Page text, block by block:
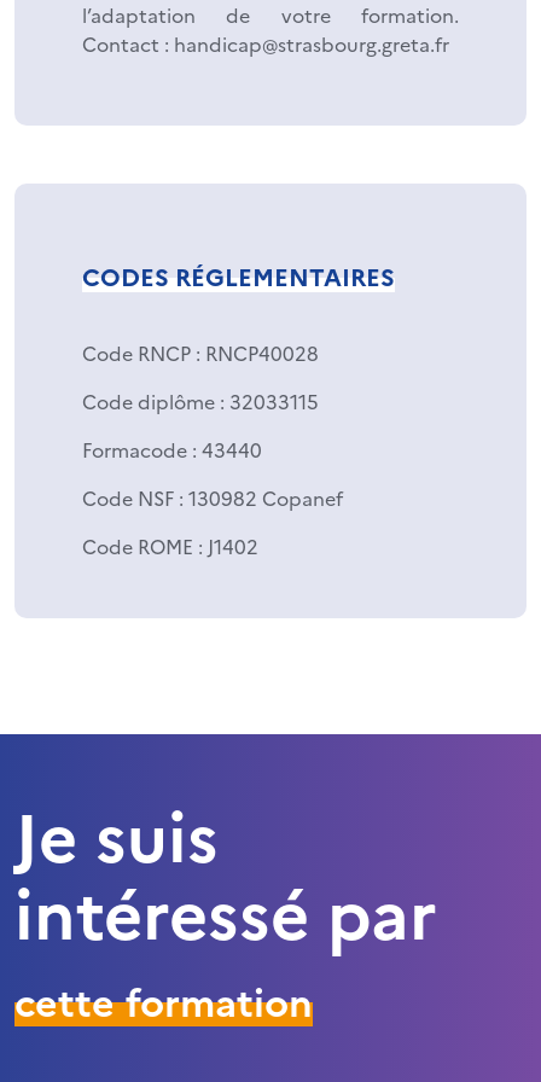
l’adaptation de votre formation.
Contact : handicap@strasbourg.greta.fr
CODES RÉGLEMENTAIRES
Code RNCP : RNCP40028
Code diplôme : 32033115
Formacode : 43440
Code NSF : 130982 Copanef
Code ROME : J1402
Je suis
intéressé par
cette formation